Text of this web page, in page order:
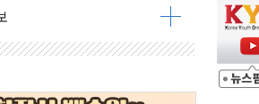
vs 42.08%
정청래 42.08%